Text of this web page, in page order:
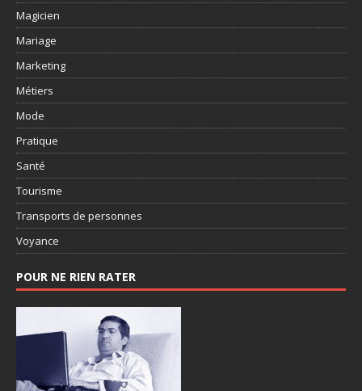
Magicien
Mariage
Marketing
Métiers
Mode
Pratique
Santé
Tourisme
Transports de personnes
Voyance
POUR NE RIEN RATER